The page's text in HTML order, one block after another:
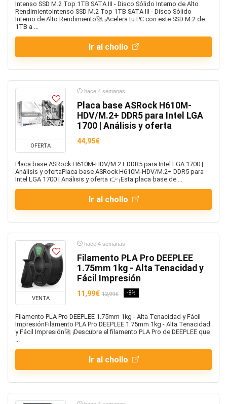
Intenso SSD M.2 Top 1TB SATA III - Disco Sólido Interno de Alto
RendimientoIntenso SSD M.2 Top 1TB SATA III - Disco Sólido
Interno de Alto Rendimiento🚀 ¡Acelera tu PC con este SSD M.2 de
1TB a ...
Ir al chollo
OFERTA
hace 4 semanas
Placa base ASRock H610M-
HDV/M.2+ DDR5 para Intel LGA
1700 | Análisis y oferta
44,95€
Placa base ASRock H610M-HDV/M.2+ DDR5 para Intel LGA 1700 |
Análisis y ofertaPlaca base ASRock H610M-HDV/M.2+ DDR5 para
Intel LGA 1700 | Análisis y oferta 👉 ¡Esta placa base de ...
Ir al chollo
VENTA
hace 4 semanas
Filamento PLA Pro DEEPLEE
1.75mm 1kg - Alta Tenacidad y
Fácil Impresión
11,99€ 12,99€ -8%
Filamento PLA Pro DEEPLEE 1.75mm 1kg - Alta Tenacidad y Fácil
ImpresiónFilamento PLA Pro DEEPLEE 1.75mm 1kg - Alta Tenacidad
y Fácil Impresión🚀 ¡Descubre el filamento PLA Pro de DEEPLEE que
...
Ir al chollo